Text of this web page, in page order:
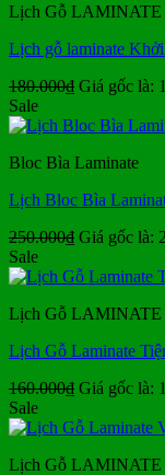
Lịch Gỗ LAMINATE
Lịch gỗ laminate
180.000₫ Giá gốc là:
Sale
Bloc Bìa Laminate
Lịch Bloc Bìa
250.000₫ Giá gốc là:
Sale
Lịch Gỗ LAMINATE
Lịch Gỗ Laminate
160.000₫ Giá gốc là:
Sale
Lịch Gỗ LAMINATE